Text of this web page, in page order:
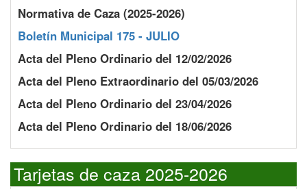
Normativa de Caza (2025-2026)
Boletín Municipal 175 - JULIO
Acta del Pleno Ordinario del 12/02/2026
Acta del Pleno Extraordinario del 05/03/2026
Acta del Pleno Ordinario del 23/04/2026
Acta del Pleno Ordinario del 18/06/2026
Tarjetas de caza 2025-2026